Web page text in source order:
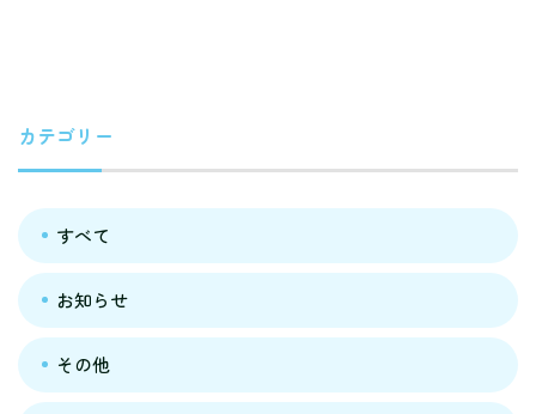
カテゴリー
すべて
お知らせ
その他